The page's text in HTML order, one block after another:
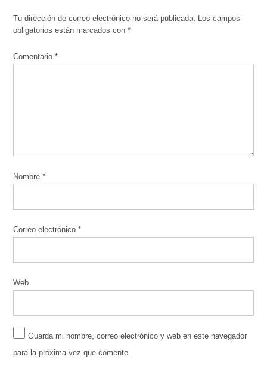
Tu dirección de correo electrónico no será publicada. Los campos
obligatorios están marcados con*
Comentario*
Nombre*
Correo electrónico*
Web
Guarda mi nombre, correo electrónico y web en este navegador
para la próxima vez que comente.